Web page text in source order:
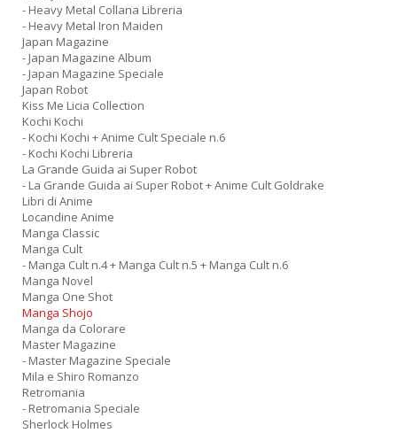
- Heavy Metal Collana Libreria
- Heavy Metal Iron Maiden
Japan Magazine
- Japan Magazine Album
- Japan Magazine Speciale
Japan Robot
Kiss Me Licia Collection
Kochi Kochi
- Kochi Kochi + Anime Cult Speciale n.6
- Kochi Kochi Libreria
La Grande Guida ai Super Robot
- La Grande Guida ai Super Robot + Anime Cult Goldrake
Libri di Anime
Locandine Anime
Manga Classic
Manga Cult
- Manga Cult n.4 + Manga Cult n.5 + Manga Cult n.6
Manga Novel
Manga One Shot
Manga Shojo
Manga da Colorare
Master Magazine
- Master Magazine Speciale
Mila e Shiro Romanzo
Retromania
- Retromania Speciale
Sherlock Holmes